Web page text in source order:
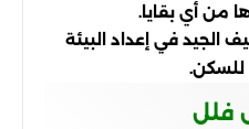
من أي بقايا.
الجيد في إعداد البيئة
للسكن.
فلل